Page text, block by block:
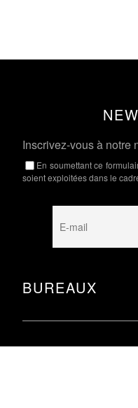
Inscrivez-vous à notre
En soumettant ce
soient exploitées dans le
BUREAUX